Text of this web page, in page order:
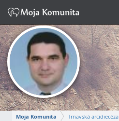
Moja Komunita
Trnavská arcidiecéza